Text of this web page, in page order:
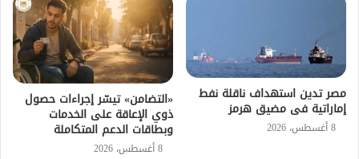
مصر تدين استهداف ناقلة نفط
إماراتية فى مضيق هرمز
8 أغسطس، 2026
«التضامن» تيسّر إجراءات حصول
ذوي الإعاقة على الخدمات
وبطاقات الدعم المتكاملة
8 أغسطس، 2026